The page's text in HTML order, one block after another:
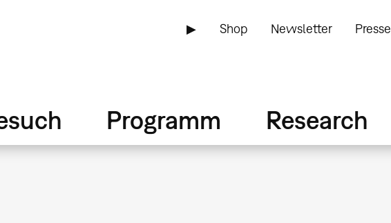
▶ Shop Newsletter Presse
Programm Research